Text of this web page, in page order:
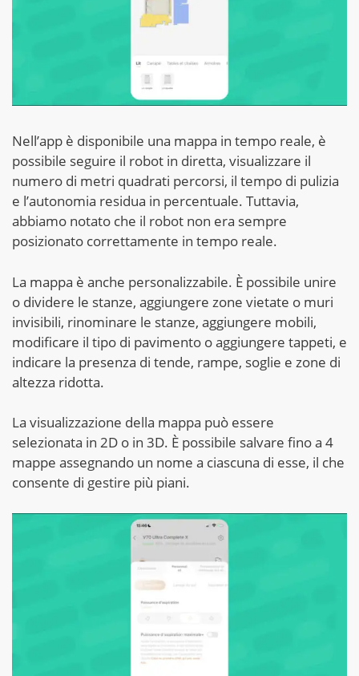
Nell’app è disponibile una mappa in tempo reale, è
possibile seguire il robot in diretta, visualizzare il
numero di metri quadrati percorsi, il tempo di pulizia
e l’autonomia residua in percentuale. Tuttavia,
abbiamo notato che il robot non era sempre
posizionato correttamente in tempo reale.
La mappa è anche personalizzabile. È possibile unire
o dividere le stanze, aggiungere zone vietate o muri
invisibili, rinominare le stanze, aggiungere mobili,
modificare il tipo di pavimento o aggiungere tappeti, e
indicare la presenza di tende, rampe, soglie e zone di
altezza ridotta.
La visualizzazione della mappa può essere
selezionata in 2D o in 3D. È possibile salvare fino a 4
mappe assegnando un nome a ciascuna di esse, il che
consente di gestire più piani.